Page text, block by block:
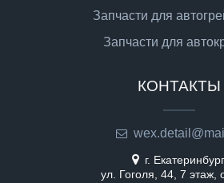
Запчасти для
Запчасти для
КОНТАКТЫ
г.
ул. Гоголя, 44, 7 этаж,